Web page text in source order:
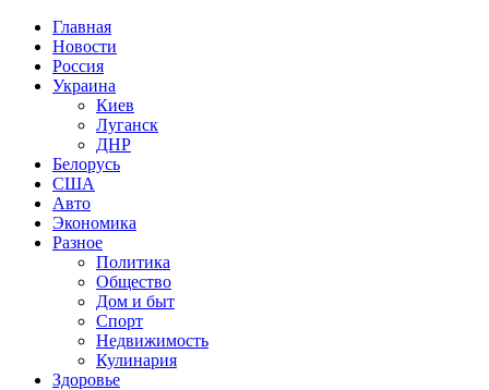
Главная
Новости
Россия
Украина
Киев
Луганск
ДНР
Белорусь
США
Авто
Экономика
Разное
Политика
Общество
Дом и быт
Спорт
Недвижимость
Кулинария
Здоровье